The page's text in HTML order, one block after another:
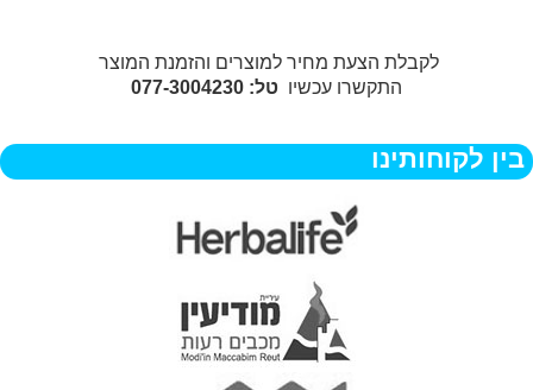
לקבלת הצעת מחיר למוצרים והזמנת המוצר
התקשרו עכשיו טל: 077-3004230
בין לקוחותינו